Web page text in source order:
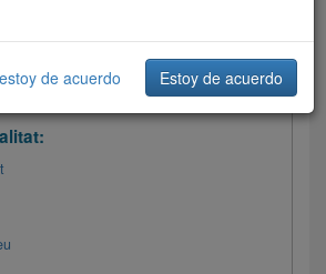
de acuerdo Estoy de acuerdo